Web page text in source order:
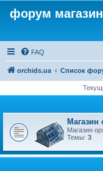
форум
FAQ
orchids.ua Список
Магазин
Магазин
Темы: 3